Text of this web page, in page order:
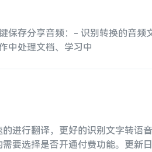
保存分享音频：- 识别转换的音频
中处理文档、学习中
进行翻译，更好的识别文字转语
要选择是否开通付费功能。更新